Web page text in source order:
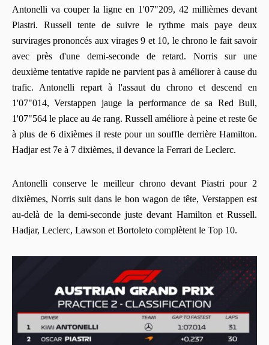
Antonelli va couper la ligne en 1'07"209, 42 millièmes devant
Piastri. Russell tente de suivre le rythme mais paye deux
survirages prononcés aux virages 9 et 10, le chrono le fait savoir
avec près d'une demi-seconde de retard. Norris sur une
deuxième tentative rapide ne parvient pas à améliorer à cause du
trafic. Antonelli repart à l'assaut du chrono et descend en
1'07"014, Verstappen jauge la performance de sa Red Bull,
1'07"564 le place au 4e rang. Russell améliore à peine et reste 6e
à plus de 6 dixièmes il reste pour un souffle derrière Hamilton.
Hadjar est 7e à 7 dixièmes, il devance la Ferrari de Leclerc.
Antonelli conserve le meilleur chrono devant Piastri pour 2
dixièmes, Norris suit dans le bon wagon de tête, Verstappen est
au-delà de la demi-seconde juste devant Hamilton et Russell.
Hadjar, Leclerc, Lawson et Bortoleto complètent le Top 10.